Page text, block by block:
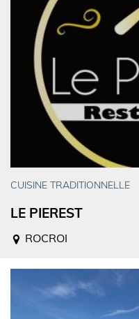
CUISINE TRADITIONNELLE
LE PIEREST
ROCROI